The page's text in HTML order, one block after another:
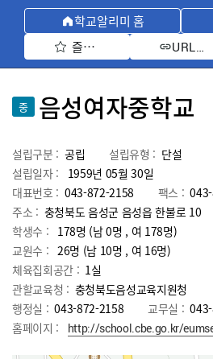
학교알리미 홈
즐겨찾기 선택
URL 복
중 음성여자중학교
설립구분 : 공립 설립유형 : 단설
설립일자 :
1959년 05월 30일
대표번호 : 043-872-2158 팩스 :
주소 : 충청북도 음성군 음성읍 한불로 10
학생수 : 178명 (남 0명 , 여 178명)
교원수 : 26명 (남 10명 , 여 16명)
체육집회공간 : 1실
관할교육청 : 충청북도음성교육지원청
행정실 : 043-872-2158 교무실 :
홈페이지 :
http://school.cbe.go.kr/